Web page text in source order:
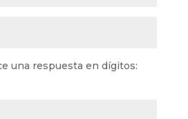
una respuesta en dígitos: